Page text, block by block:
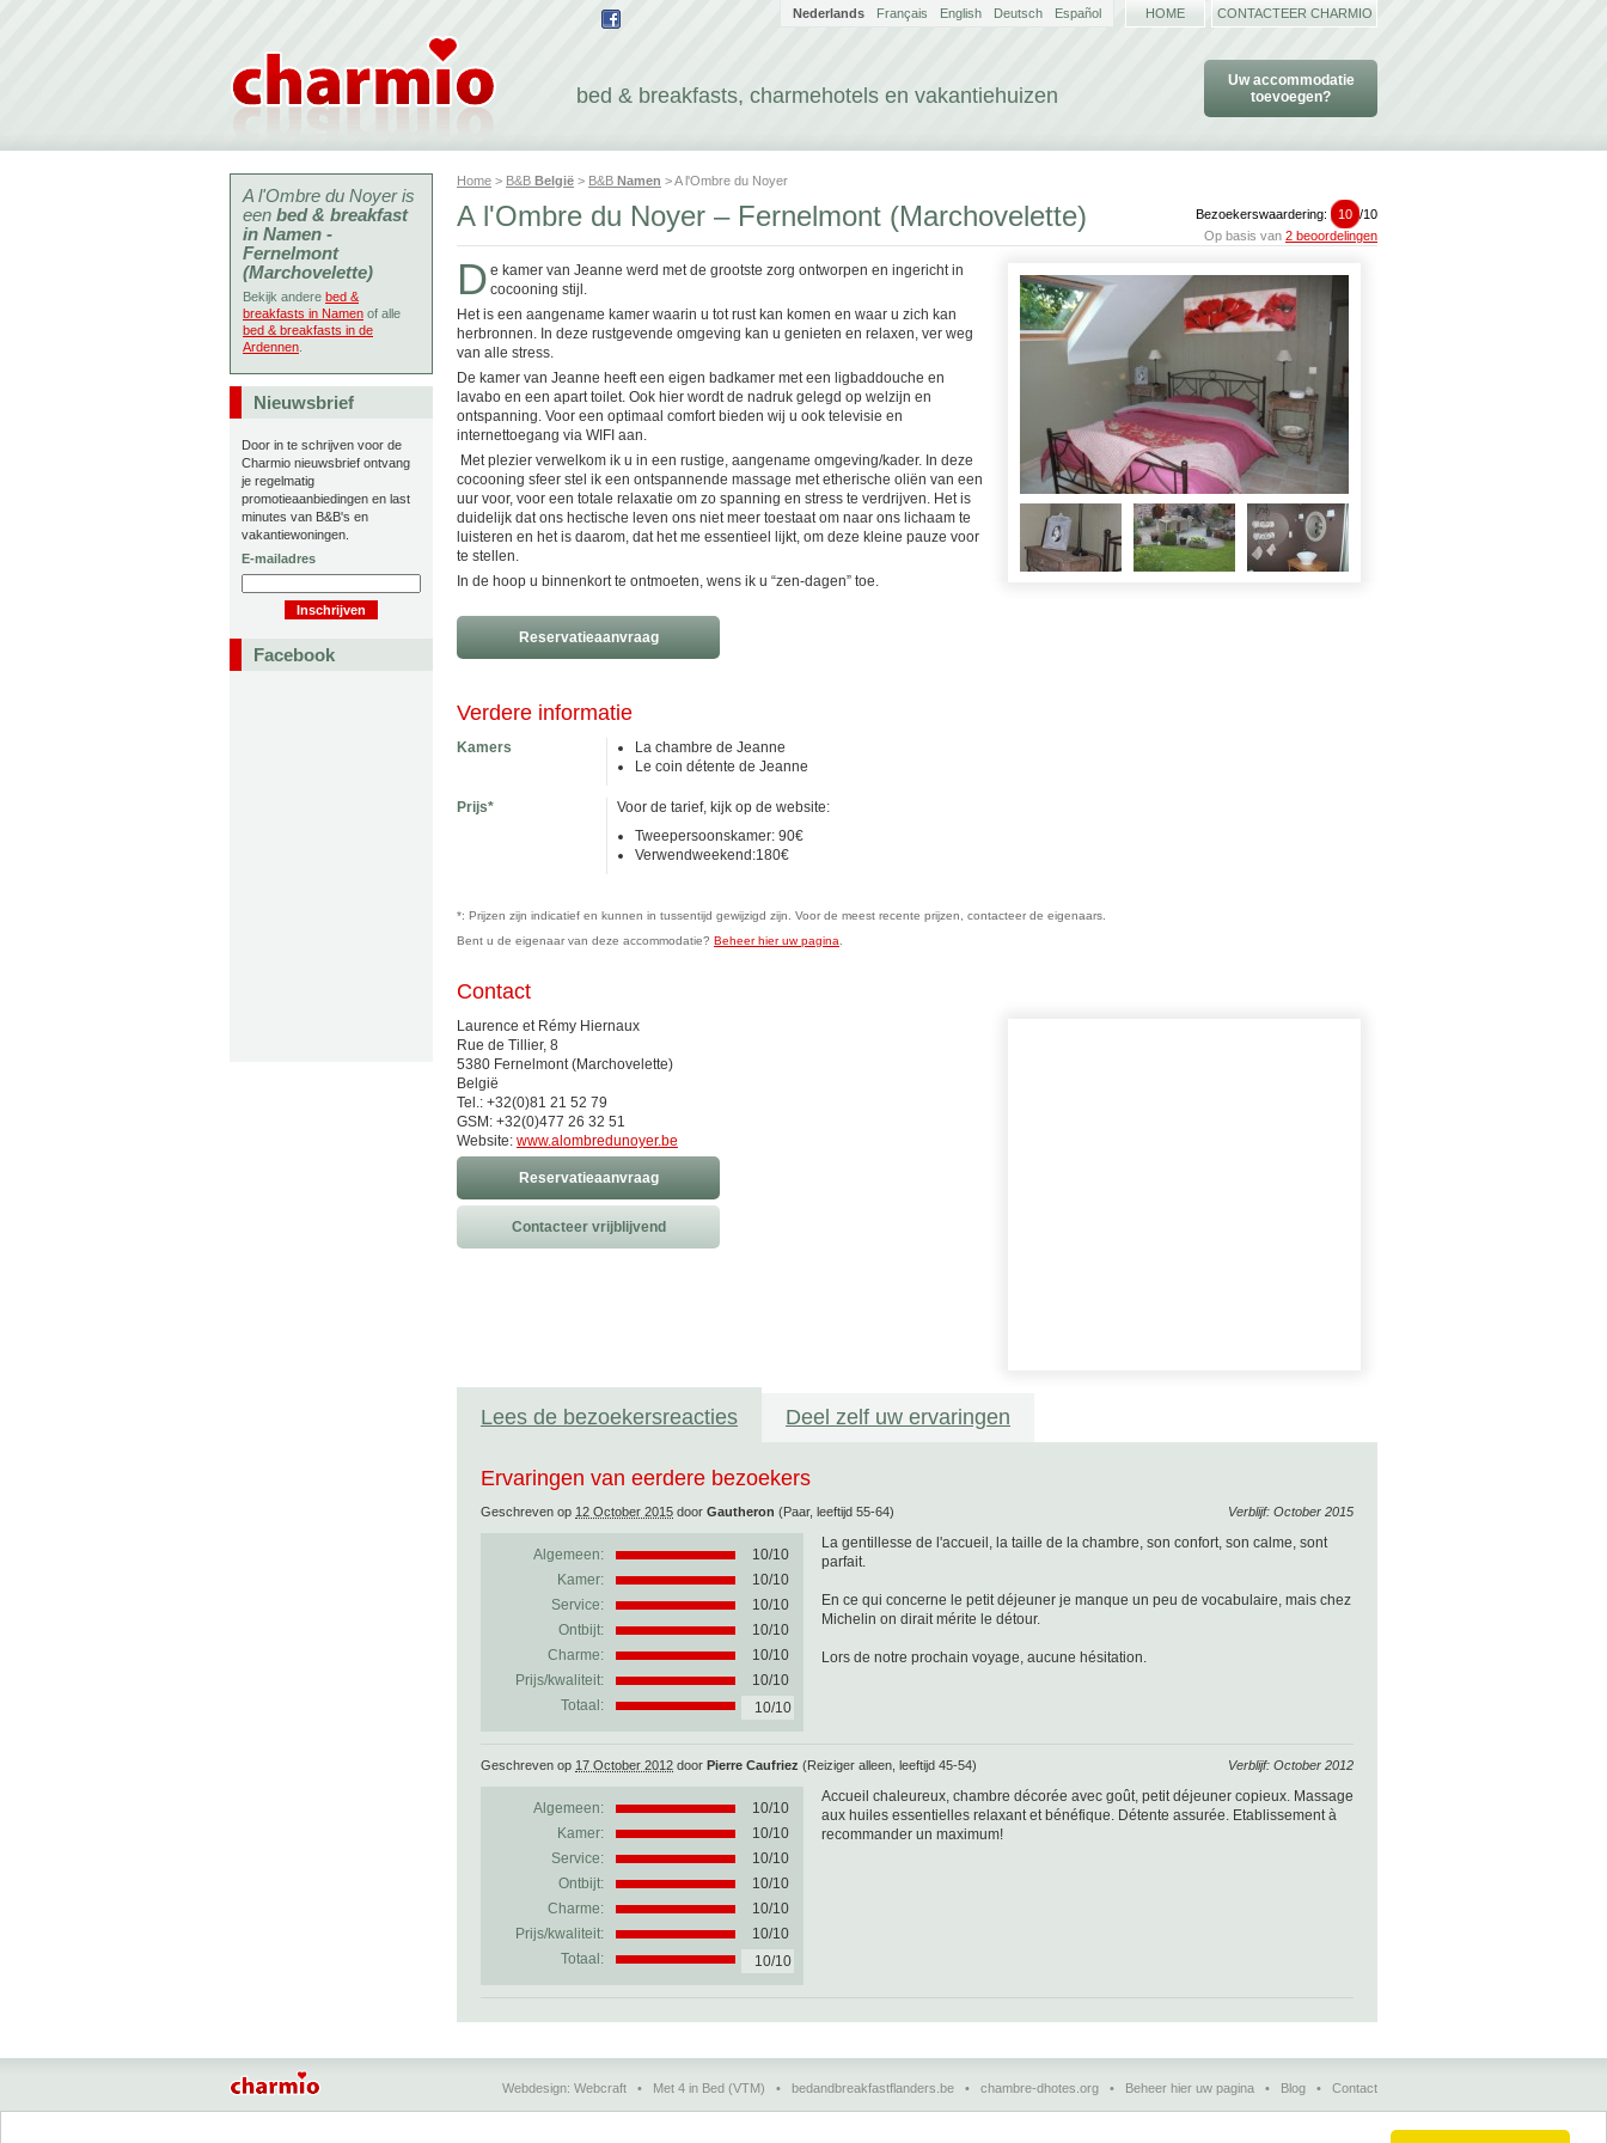
bed & breakfasts, charmehotels en vakantiehuizen
Uw accommodatie
toevoegen?
Nederlands Français English Deutsch Español HOME CONTACTEER CHARMIO
Home > B&B België > B&B Namen > A l'Ombre du Noyer
Bezoekerswaardering: 10 /10
Op basis van 2 beoordelingen
A l'Ombre du Noyer – Fernelmont (Marchovelette)
D e kamer van Jeanne werd met de grootste zorg ontworpen en ingericht in
cocooning stijl.
Het is een aangename kamer waarin u tot rust kan komen en waar u zich kan
herbronnen. In deze rustgevende omgeving kan u genieten en relaxen, ver weg
van alle stress.
De kamer van Jeanne heeft een eigen badkamer met een ligbaddouche en
lavabo en een apart toilet. Ook hier wordt de nadruk gelegd op welzijn en
ontspanning. Voor een optimaal comfort bieden wij u ook televisie en
internettoegang via WIFI aan.
Met plezier verwelkom ik u in een rustige, aangename omgeving/kader. In deze
cocooning sfeer stel ik een ontspannende massage met etherische oliën van een
uur voor, voor een totale relaxatie om zo spanning en stress te verdrijven. Het is
duidelijk dat ons hectische leven ons niet meer toestaat om naar ons lichaam te
luisteren en het is daarom, dat het me essentieel lijkt, om deze kleine pauze voor
te stellen.
In de hoop u binnenkort te ontmoeten, wens ik u “zen-dagen” toe.
Reservatieaanvraag
Verdere informatie
Kamers
La chambre de Jeanne
Le coin détente de Jeanne
Prijs*
Voor de tarief, kijk op de website:
Tweepersoonskamer: 90€
Verwendweekend:180€
*: Prijzen zijn indicatief en kunnen in tussentijd gewijzigd zijn. Voor de meest recente prijzen, contacteer de eigenaars.
Bent u de eigenaar van deze accommodatie? Beheer hier uw pagina
Contact
Laurence et Rémy Hiernaux
Rue de Tillier, 8
5380 Fernelmont (Marchovelette)
België
Tel.: +32(0)81 21 52 79
GSM: +32(0)477 26 32 51
Website: www.alombredunoyer.be
Reservatieaanvraag
Contacteer vrijblijvend
Lees de bezoekersreacties Deel zelf uw ervaringen
Ervaringen van eerdere bezoekers
Verblijf: October 2015
Geschreven op 12 October 2015 door Gautheron (Paar, leeftijd 55-64)
Algemeen: 10/10
Kamer:
10/10
Service:
10/10
Ontbijt:
10/10
Charme:
10/10
Prijs/kwaliteit:
10/10
Totaal:
10/10
La gentillesse de l'accueil, la taille de la chambre, son confort, son calme, sont
parfait.
En ce qui concerne le petit déjeuner je manque un peu de vocabulaire, mais chez
Michelin on dirait mérite le détour.
Lors de notre prochain voyage, aucune hésitation.
Verblijf: October 2012
Geschreven op 17 October 2012 door Pierre Caufriez (Reiziger alleen, leeftijd 45-54)
Algemeen: 10/10
Kamer:
10/10
Service:
10/10
Ontbijt:
10/10
Charme:
10/10
Prijs/kwaliteit:
10/10
Totaal:
10/10
Accueil chaleureux, chambre décorée avec goût, petit déjeuner copieux. Massage
aux huiles essentielles relaxant et bénéfique. Détente assurée. Etablissement à
recommander un maximum!
A l'Ombre du Noyer is
een bed & breakfast
in Namen -
Fernelmont
(Marchovelette)
Bekijk andere bed &
breakfasts in Namen of alle
bed & breakfasts in de
Ardennen
Nieuwsbrief
Door in te schrijven voor de
Charmio nieuwsbrief ontvang
je regelmatig
promotieaanbiedingen en last
minutes van B&B's en
vakantiewoningen.
E-mailadres
Facebook
Webdesign: Webcraft • Met 4 in Bed (VTM) • bedandbreakfastflanders.be • chambre-dhotes.org • Beheer hier uw pagina • Blog • Contact